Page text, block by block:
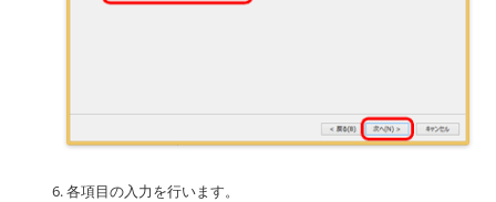
各項目の入力を行います。